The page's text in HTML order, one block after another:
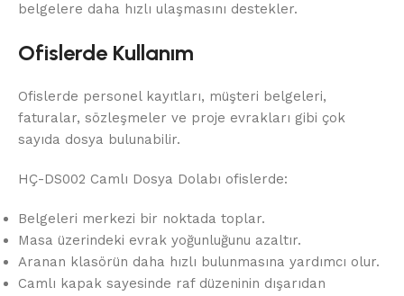
belgelere daha hızlı ulaşmasını destekler.
Ofislerde Kullanım
Ofislerde personel kayıtları, müşteri belgeleri,
faturalar, sözleşmeler ve proje evrakları gibi çok
sayıda dosya bulunabilir.
HÇ-DS002 Camlı Dosya Dolabı ofislerde:
Belgeleri merkezi bir noktada toplar.
Masa üzerindeki evrak yoğunluğunu azaltır.
Aranan klasörün daha hızlı bulunmasına yardımcı olur.
Camlı kapak sayesinde raf düzeninin dışarıdan